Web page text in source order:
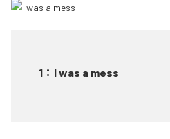
1 ： I was a mess